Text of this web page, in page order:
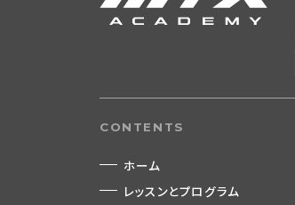
CONTENTS
ホーム
レッスンとプログラム